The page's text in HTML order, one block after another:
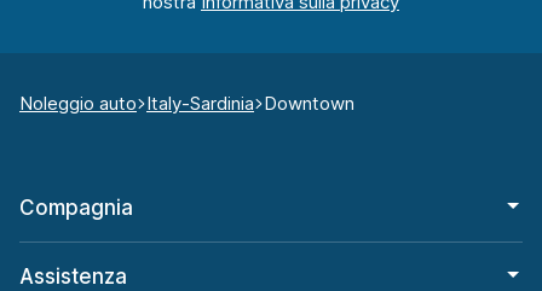
Noleggio auto Italy-Sardinia Downtown
Compagnia
Assistenza